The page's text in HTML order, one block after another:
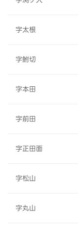
字太根
字鮒切
字本田
字前田
字正田面
字松山
字丸山